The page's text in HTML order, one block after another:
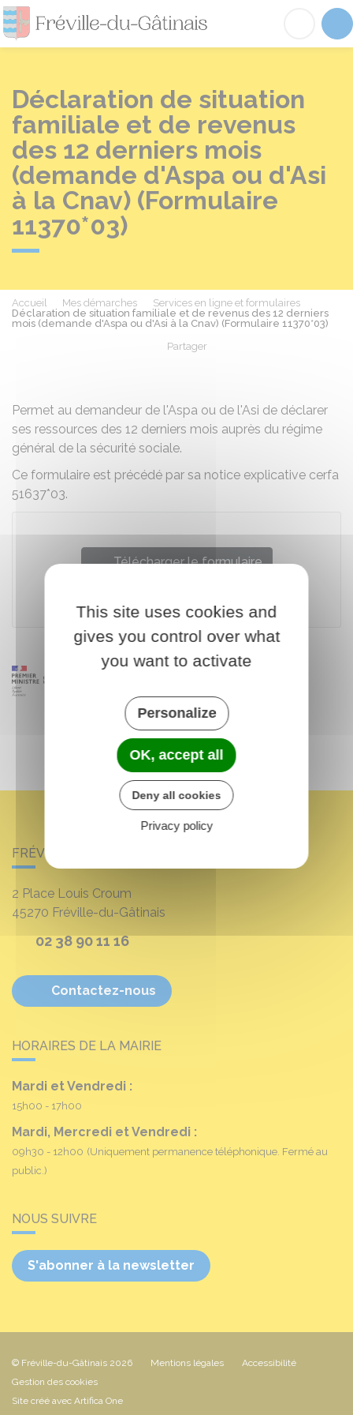
Fréville-du-
Déclaration de situation
familiale et de revenus
des 12 derniers mois
(demande d'Aspa ou d'Asi
à la Cnav) (Formulaire
11370*03)
Accueil Mes démarches
Services en ligne et formulaires
Déclaration de situation familiale et de revenus des 12 derniers
mois (demande d'Aspa ou d'Asi à la Cnav) (Formulaire 11370*03)
Partager
Permet au demandeur de l'Aspa ou de l'Asi de déclarer
ses ressources des 12 derniers mois auprès du régime
général de la sécurité sociale.
Ce formulaire est précédé par sa notice explicative cerfa
51637*03.
Télécharger le formulaire
FRÉVILLE-DU-GÂTINAIS
2 Place Louis Croum
45270 Fréville-du-Gâtinais
02 38 90 11 16
Contactez-nous
HORAIRES DE LA MAIRIE
Mardi et Vendredi :
15h00 - 17h00
Mardi, Mercredi et Vendredi :
09h30 - 12h00 (Uniquement permanence téléphonique. Fermé au
public.)
NOUS SUIVRE
S'abonner à la newsletter
© Fréville-du-Gâtinais 2026 Mentions légales
Accessibilité
Gestion des cookies
Site créé avec Artifica One
This site uses cookies and
gives you control over what
you want to activate
Personalize
OK, accept all
Deny all cookies
Privacy policy